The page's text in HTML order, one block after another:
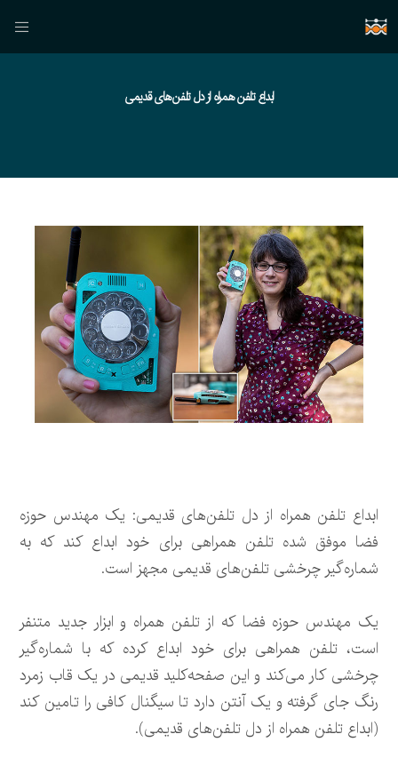
ابداع تلفن همراه از دل تلفن‌های قدیمی
ابداع تلفن همراه از دل تلفن‌های قدیمی: یک مهندس حوزه
فضا موفق شده تلفن همراهی برای خود ابداع کند که به
شماره‌گیر چرخشی تلفن‌های قدیمی مجهز است.
یک مهندس حوزه فضا که از تلفن همراه و ابزار جدید متنفر
است، تلفن همراهی برای خود ابداع کرده که با شماره‌گیر
چرخشی کار می‌کند و این صفحه‌کلید قدیمی در یک قاب زمرد
رنگ جای گرفته و یک آنتن دارد تا سیگنال کافی را تامین کند
(ابداع تلفن همراه از دل تلفن‌های قدیمی).